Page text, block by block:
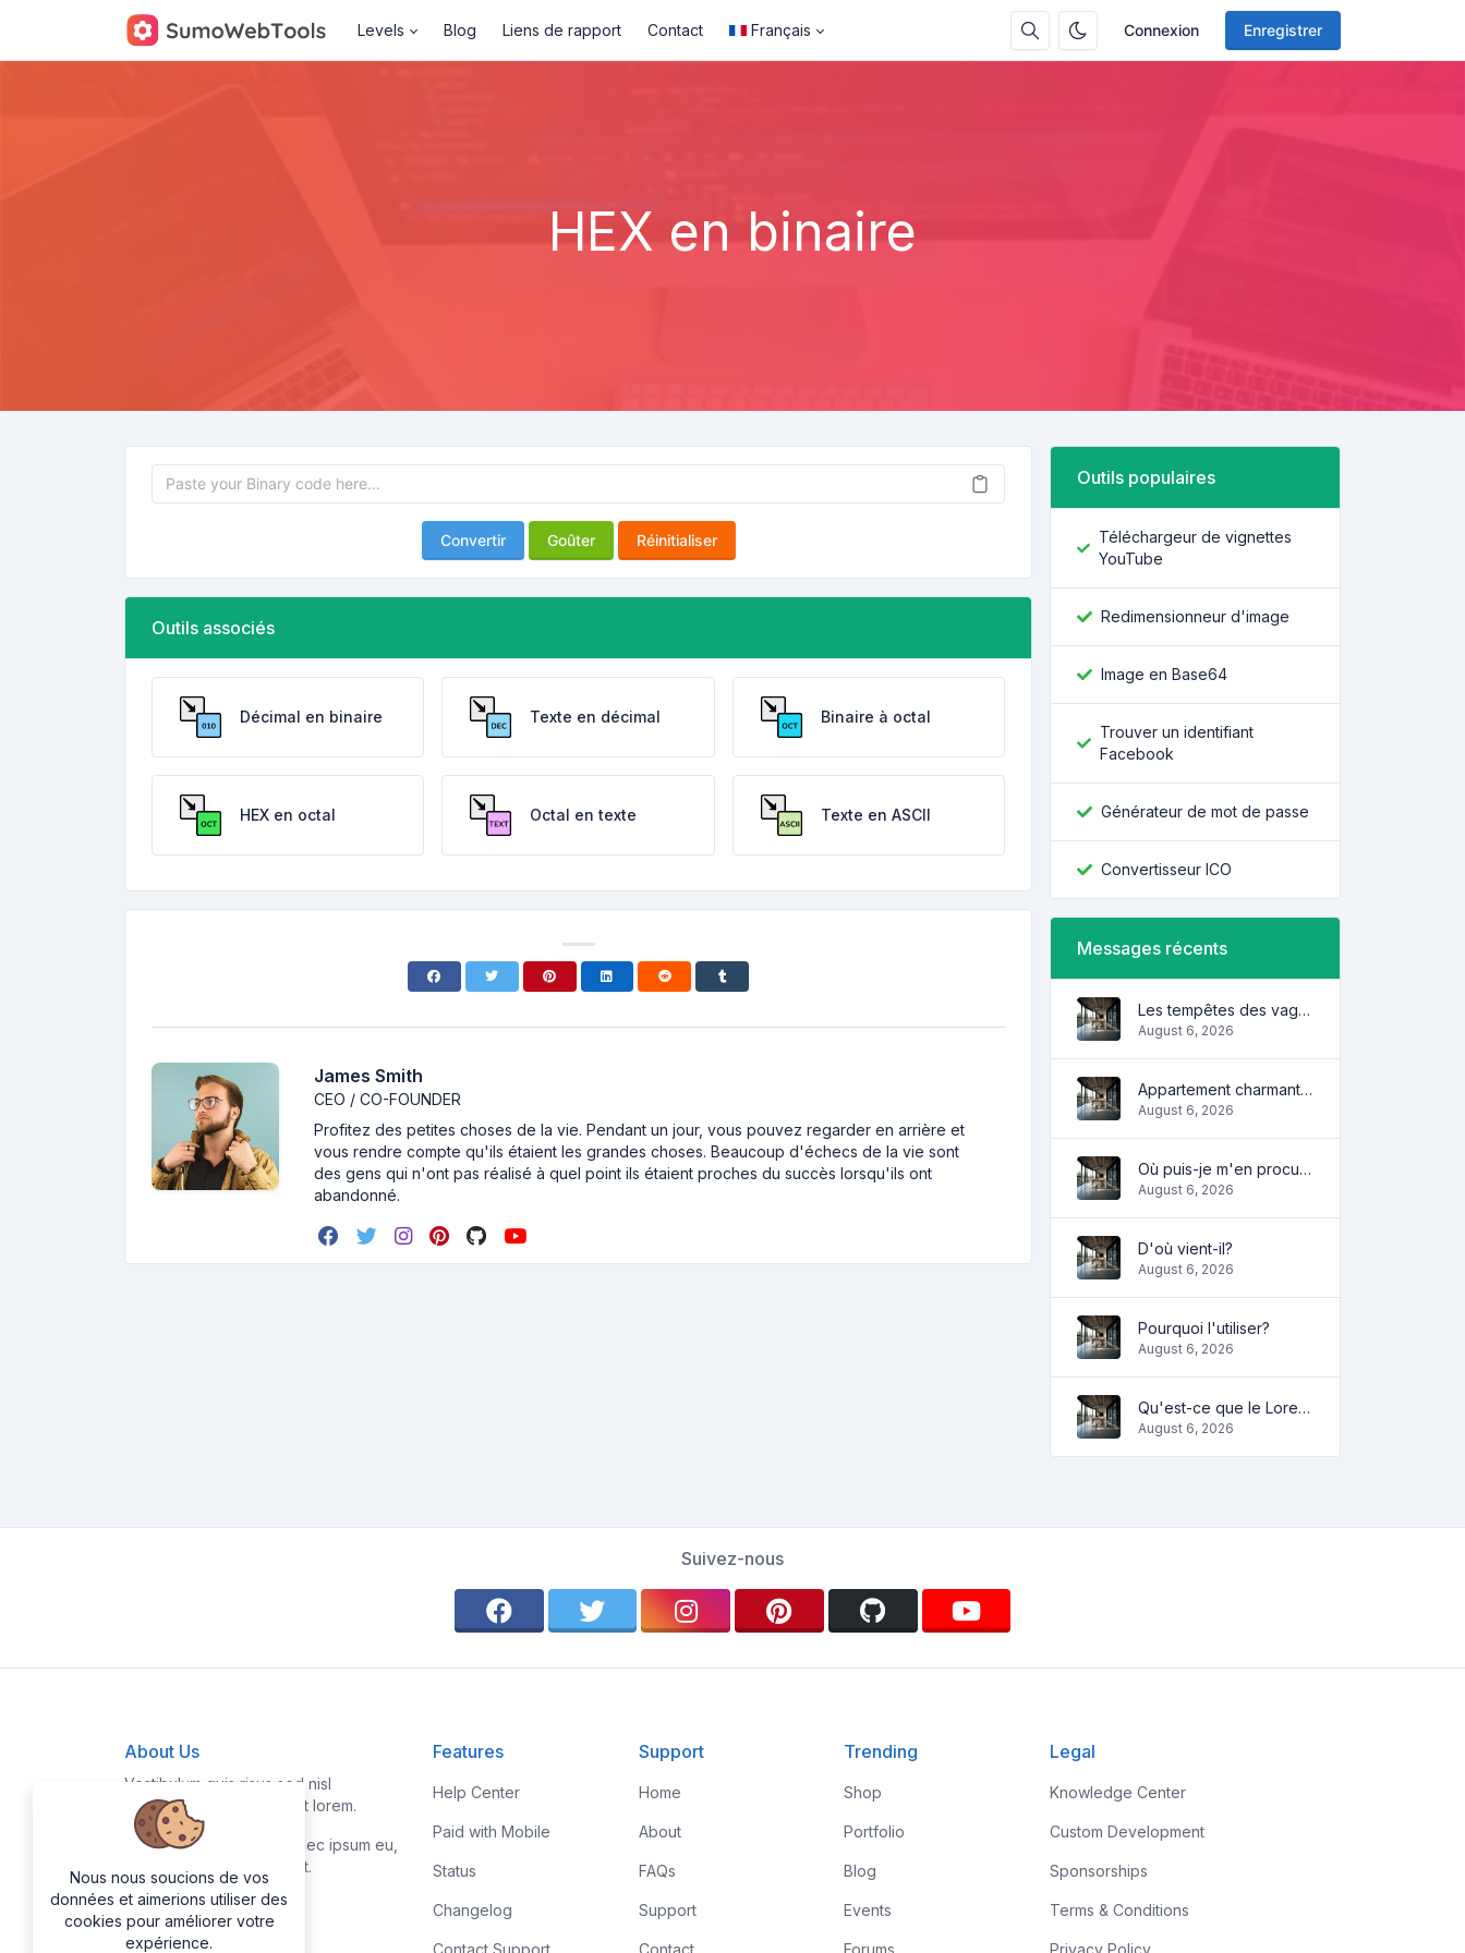
Connexion Enregistrer
Levels Blog Liens de rapport Contact Français
HEX en binaire
Convertir Goûter Réinitialiser
Outils associés
Décimal en binaire Texte en décimal Binaire à octal
HEX en octal Octal en texte Texte en ASCII
James Smith
CEO / CO-FOUNDER
Profitez des petites choses de la vie. Pendant un jour, vous pouvez regarder en arrière et
vous rendre compte qu'ils étaient les grandes choses. Beaucoup d'échecs de la vie sont
des gens qui n'ont pas réalisé à quel point ils étaient proches du succès lorsqu'ils ont
abandonné.
Outils populaires
Téléchargeur de vignettes
YouTube
Redimensionneur d'image
Image en Base64
Trouver un identifiant
Facebook
Générateur de mot de passe
Convertisseur ICO
Messages récents
Les tempêtes des vagues
August 6, 2026
Appartement charmant et confortable
August 6, 2026
Où puis-je m'en procurer?
August 6, 2026
D'où vient-il?
August 6, 2026
Pourquoi l'utiliser?
August 6, 2026
Qu'est-ce que le Lorem Ipsum?
August 6, 2026
Suivez-nous
About Us
Vestibulum quis risus sed nisl
pellentesque aliquet et et lorem.
Fusce nibh nisl, gravida nec ipsum eu,
feugiat condimentum velit.
Features
Help Center
Paid with Mobile
Status
Changelog
Contact Support
Support
Home
About
FAQs
Support
Contact
Trending
Shop
Portfolio
Blog
Events
Forums
Legal
Knowledge Center
Custom Development
Sponsorships
Terms & Conditions
Privacy Policy
Nous nous soucions de vos
données et aimerions utiliser des
cookies pour améliorer votre
expérience.